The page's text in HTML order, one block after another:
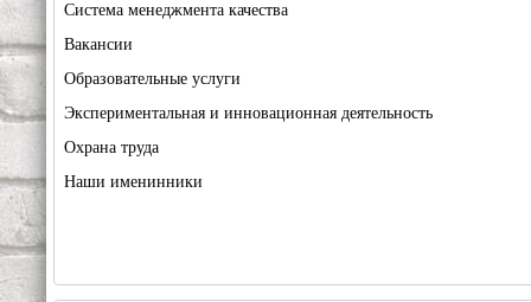
Система менеджмента качества
Вакансии
Образовательные услуги
Экспериментальная и инновационная деятельность
Охрана труда
Наши именинники